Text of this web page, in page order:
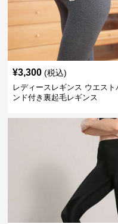
¥3,300 (税込)
レディースレギンス ウエスト
ンド付き裏起毛レギンス